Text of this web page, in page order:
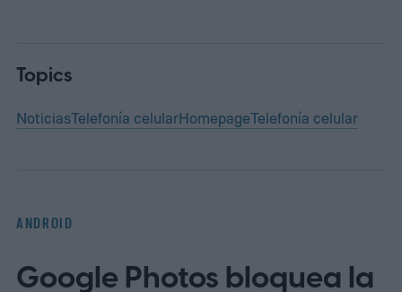
Topics
NoticiasTelefonía celularHomepageTelefonía celular
ANDROID
Google Photos bloquea la